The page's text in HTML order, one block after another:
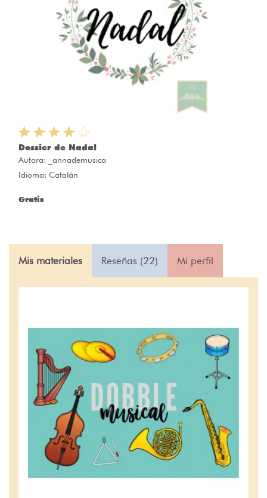
Dossier de Nadal
Autora:
_annademusica
Idioma: Catalán
Gratis
Mis materiales Reseñas (22) Mi perfil